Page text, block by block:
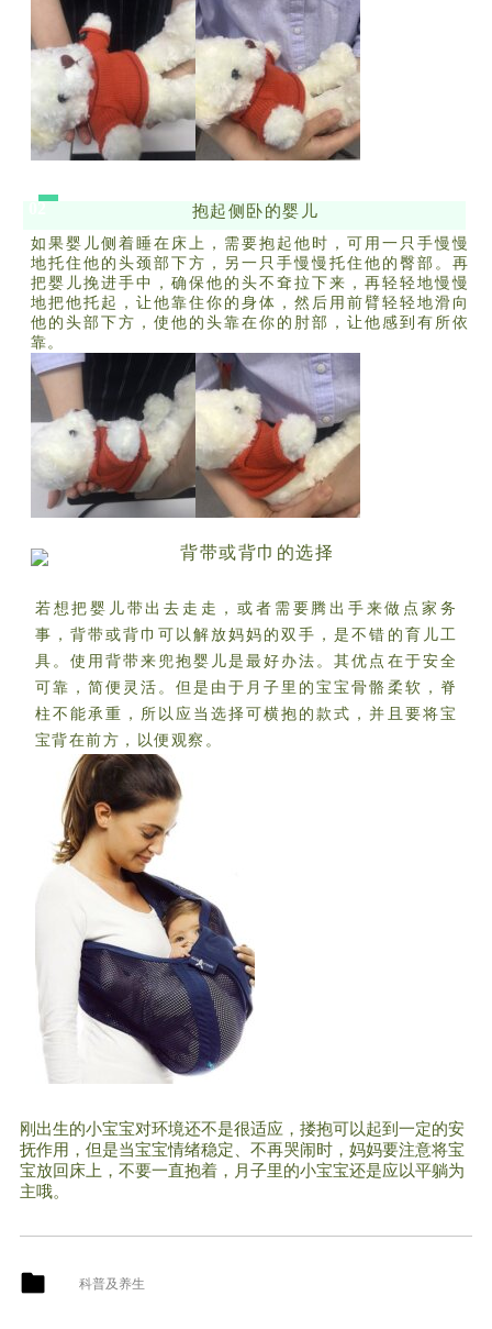
抱起侧卧的婴儿
如果婴儿侧着睡在床上，需要抱起他时，可用一只手慢慢
地托住他的头颈部下方，另一只手慢慢托住他的臀部。再
把婴儿挽进手中，确保他的头不耷拉下来，再轻轻地慢慢
地把他托起，让他靠住你的身体，然后用前臂轻轻地滑向
他的头部下方，使他的头靠在你的肘部，让他感到有所依
靠。
背带或背巾的选择
若想把婴儿带出去走走，或者需要腾出手来做点家务
事，背带或背巾可以解放妈妈的双手，是不错的育儿工
具。使用背带来兜抱婴儿是最好办法。其优点在于安全
可靠，简便灵活。但是由于月子里的宝宝骨骼柔软，脊
柱不能承重，所以应当选择可横抱的款式，并且要将宝
宝背在前方，以便观察。
刚出生的小宝宝对环境还不是很适应，搂抱可以起到一定的安
抚作用，但是当宝宝情绪稳定、不再哭闹时，妈妈要注意将宝
宝放回床上，不要一直抱着，月子里的小宝宝还是应以平躺为
主哦。
科普及养生